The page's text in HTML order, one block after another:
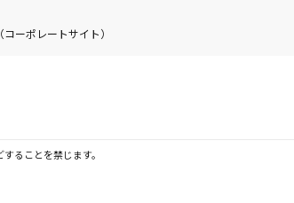
ーポレートサイト）
ることを禁じます。